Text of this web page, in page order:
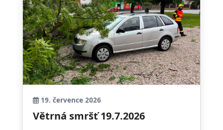
19. července 2026
Větrná smršť 19.7.2026